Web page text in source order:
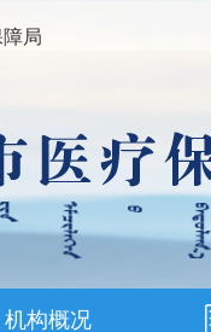
局
机构概况